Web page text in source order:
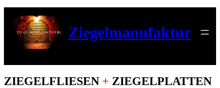
Ziegelmanufaktur
ZIEGELFLIESEN + ZIEGELPLATTEN